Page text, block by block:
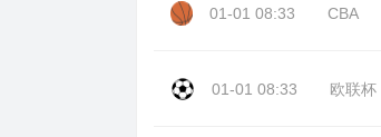
01-01 08:33 CBA
01-01 08:33 欧联杯